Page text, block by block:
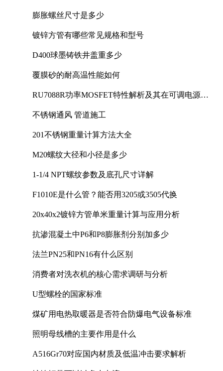
膨胀螺丝尺寸是多少
镀锌方管有哪些常见规格和型号
D400球墨铸铁井盖重多少
覆膜砂的耐高温性能如何
RU7088R功率MOSFET特性解析及其在可调电源设
不锈钢通风 管道施工
201不锈钢重量计算方法大全
M20螺纹大径和小径是多少
1-1/4 NPT螺纹参数及底孔尺寸详解
F1010E是什么管？能否用3205或3505代换
20x40x2镀锌方管单米重量计算与应用分析
抗渗混凝土中P6和P8膨胀剂分别加多少
法兰PN25和PN16有什么区别
消费者对洗衣机的核心需求调研与分析
U型螺栓的国家标准
煤矿用电热取暖器是否符合防爆电气设备标准
照明母线槽的主要作用是什么
A516Gr70对应国内材质及低温冲击要求解析